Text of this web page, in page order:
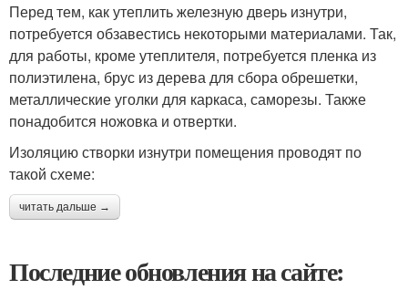
Перед тем, как утеплить железную дверь изнутри,
потребуется обзавестись некоторыми материалами. Так,
для работы, кроме утеплителя, потребуется пленка из
полиэтилена, брус из дерева для сбора обрешетки,
металлические уголки для каркаса, саморезы. Также
понадобится ножовка и отвертки.
Изоляцию створки изнутри помещения проводят по
такой схеме:
читать дальше →
Последние обновления на сайте: